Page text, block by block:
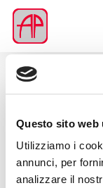
Questo sito web
Utilizziamo i
annunci, per
analizzare il